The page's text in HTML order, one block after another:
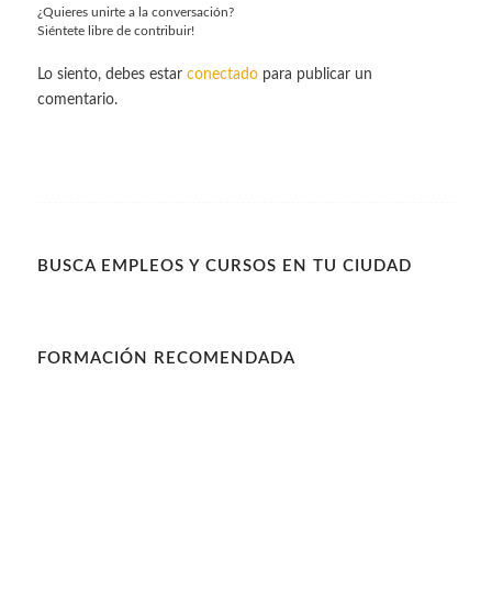
¿Quieres unirte a la conversación?
Siéntete libre de contribuir!
Lo siento, debes estar conectadopara publicar un
comentario.
BUSCA EMPLEOS Y CURSOS EN TU CIUDAD
FORMACIÓN RECOMENDADA